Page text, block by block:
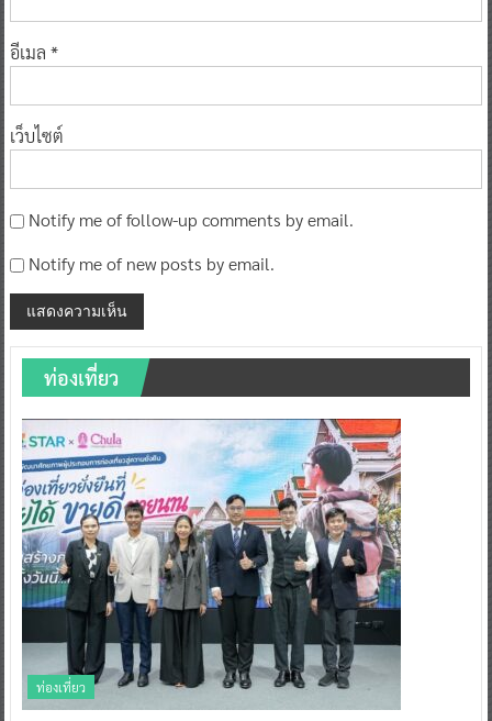
อีเมล *
เว็บไซต์
Notify me of follow-up comments by email.
Notify me of new posts by email.
ท่องเที่ยว
ท่องเที่ยว